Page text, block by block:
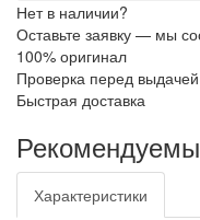
Нет в наличии?
Оставьте заявку — мы
100% оригинал
Проверка перед выдачей
Быстрая доставка
Характеристики